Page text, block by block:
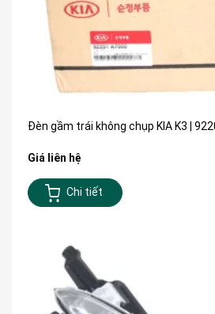
Đèn gầm trái không chụp KIA K3 |
Giá liên hệ
Chi tiết